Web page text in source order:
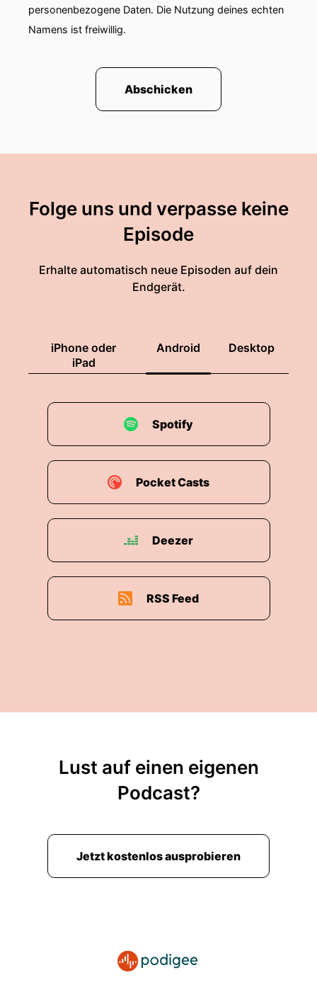
personenbezogene Daten. Die Nutzung deines echten
Namens ist freiwillig.
Abschicken
Folge uns und verpasse keine
Episode
Erhalte automatisch neue Episoden auf dein
Endgerät.
iPhone oder
iPad
Android Desktop
Spotify
Pocket Casts
Deezer
RSS Feed
Lust auf einen eigenen
Podcast?
Jetzt kostenlos ausprobieren